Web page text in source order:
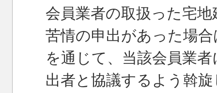
会員業者の取扱った宅
苦情の申出があった場
を通じて、当該会員業
出者と協議するよう斡